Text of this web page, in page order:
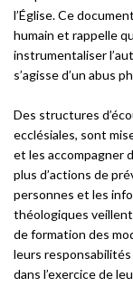
l’Église. Ce
humain et rappelle
instrumentaliser
s’agisse d’un abus
Des structures
ecclésiales, sont
et les accompagner
plus d’actions de
personnes et les
théologiques
de formation des
leurs
dans l’exercice de